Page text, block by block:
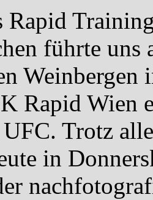
Rapid
führte uns
Weinbergen
Rapid Wien
Trotz
in